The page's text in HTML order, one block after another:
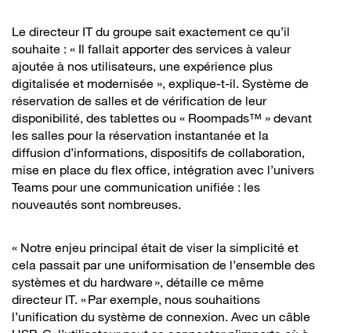
Le directeur IT du groupe sait exactement ce qu’il
souhaite : « Il fallait apporter des services à valeur
ajoutée à nos utilisateurs, une expérience plus
digitalisée et modernisée », explique-t-il. Système de
réservation de salles et de vérification de leur
disponibilité, des tablettes ou « Roompads™ » devant
les salles pour la réservation instantanée et la
diffusion d’informations, dispositifs de collaboration,
mise en place du flex office, intégration avec l’univers
Teams pour une communication unifiée : les
nouveautés sont nombreuses.
« Notre enjeu principal était de viser la simplicité et
cela passait par une uniformisation de l’ensemble des
systèmes et du hardware », détaille ce même
directeur IT. « Par exemple, nous souhaitions
l’unification du système de connexion. Avec un câble